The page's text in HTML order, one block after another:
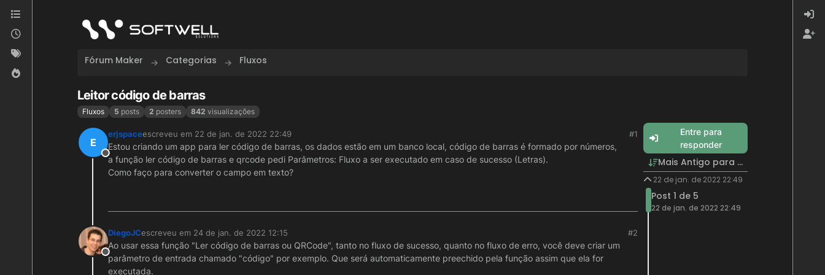
Skip to content
Fórum Maker Categorias Fluxos
Leitor código de barras
Fluxos 5 posts 2 posters 842 visualizações
E
Offline
erjspaceescreveu em 22 de jan. de 2022 22:49
última edição por
#1
Estou criando um app para ler código de barras, os dados estão em um banco local, código de barras é formado por números,
a função ler código de barras e qrcode pedi Parâmetros: Fluxo a ser executado em caso de sucesso (Letras).
Como faço para converter o campo em texto?
Offline
DiegoJCescreveu em 24 de jan. de 2022 12:15
última edição por
#2
Ao usar essa função "Ler código de barras ou QRCode", tanto no fluxo de sucesso, quanto no fluxo de erro, você deve criar um
parâmetro de entrada chamado "código" por exemplo. Que será automaticamente preechido pela função assim que ela for
executada.
Entre para
responder
Mais Antigo para Mais Recente
22 de jan. de 2022 22:49
Post 1 de 5
22 de jan. de 2022 22:49